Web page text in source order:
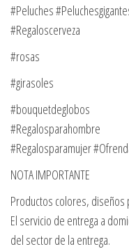
#Peluches
#Regaloscerveza
#rosas
#girasoles
#bouquetdeglobos
#Regalosparahombre
#Regalosparamujer
NOTA IMPORTANTE
Productos colores, diseños
El servicio de entrega a
del sector de la entrega.